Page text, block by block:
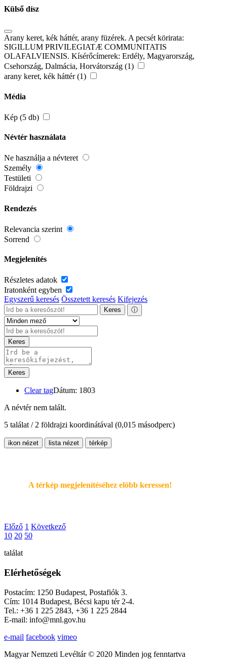
Külső dísz
Arany keret, kék háttér, arany füzérek. A pecsét körirata:
SIGILLUM PRIVILEGIATÆ COMMUNITATIS
OLAFALVIENSIS. Kísérőcímerek: Erdély, Magyarország,
Csehország, Dalmácia, Horvátország (1)
arany keret, kék háttér (1)
Média
Kép (5 db)
Névtér használata
Ne használja a névteret
Személy
Testületi
Földrajzi
Rendezés
Relevancia szerint
Sorrend
Megjelenítés
Részletes adatok
Iratonként egyben
Egyszerű keresés Összetett keresés Kifejezés
Keres ⓘ
Keres
Keres
Clear tagDátum: 1803
A névtér nem talált.
5 találat / 2 földrajzi koordinátával (0,015 másodperc)
ikon nézet lista nézet térkép
A térkép megjelenítéséhez elöbb keressen!
Előző 1 Következő
10 20 50
találat
Elérhetőségek
Postacím: 1250 Budapest, Postafiók 3.
Cím: 1014 Budapest, Bécsi kapu tér 2-4.
Tel.: +36 1 225 2843, +36 1 225 2844
E-mail: info@mnl.gov.hu
e-mail facebook vimeo
Magyar Nemzeti Levéltár © 2020 Minden jog fenntartva